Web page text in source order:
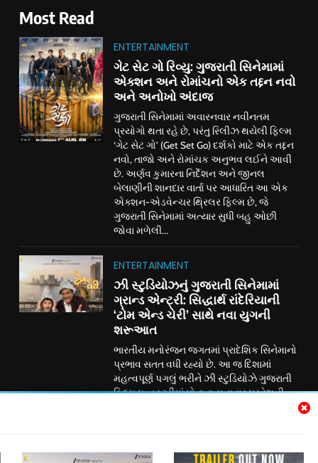
Most Read
ENTERTAINMENT
ગેટ સેટ ગો રિવ્યુ: ગુજરાતી સિનેમામાં
એક્શન અને રોમાંચનો એક તદ્દન નવો
અને અનોખો અંદાજ
ગુજરાતી સિનેમામાં અવારનવાર નવીનતમ
પ્રયોગો થતા રહે છે, પરંતુ રિલીઝ થયેલી ફિલ્મ
‘ગેટ સેટ ગો’ (Get Set Go) દર્શકો માટે એક તદ્દન
નવો, તાજો અને રોમાંચક અનુભવ લઈને આવી
છે. અર્ણવ કુમારના નિર્દેશન અને જીનલ
બેલાણીની શાનદાર વાર્તા પર આધારિત આ એક
એક્શન-એડવેન્ચર થ્રિલર ફિલ્મ છે, જે
ગુજરાતી સિનેમામાં અત્યાર સુધી બહુ ઓછી
જોવા મળેલી...
ENTERTAINMENT
ઝી સ્ટુડિયોઝનું ગુજરાતી સિનેમામાં
ગ્રાન્ડ એન્ટ્રી: સિદ્ધાર્થ રાંદેરિયાની
‘ટોમ એન્ડ ચેરી’ સાથે નવા યુગની
શરૂઆત
ભારતીય મનોરંજન જગતમાં પ્રાદેશિક સિનેમાનો
પ્રભાવ સતત વધી રહ્યો છે. આ જ દિશામાં
મહત્વપૂર્ણ પગલું ભરીને ઝી સ્ટુડિયોઝે ગુજરાતી
ફિલ્મ ઇન્ડસ્ટ્રીમાં પોતાના સત્તાવાર પ્રવેશની